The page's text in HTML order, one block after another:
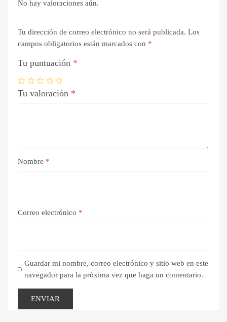
No hay valoraciones aún.
Tu dirección de correo electrónico no será publicada. Los
campos obligatorios están marcados con *
Tu puntuación *
Tu valoración *
Nombre *
Correo electrónico *
Guardar mi nombre, correo electrónico y sitio web en este
navegador para la próxima vez que haga un comentario.